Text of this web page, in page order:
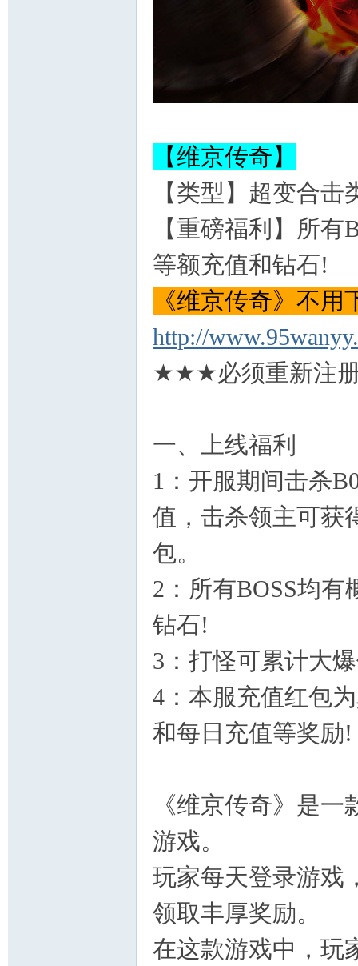
【维京传奇】
【类型】超变合
【重磅福利】所
等额充值和钻石!
《维京传奇》不
http://
★★★必须重新注
一、上线福利
1：开服期间击杀
值，击杀领主可获
包。
2：所有BOSS均
钻石!
3：打怪可累计大
4：本服充值红包
和每日充值等奖励!
《维京传奇》是
游戏。
玩家每天登录游戏
领取丰厚奖励。
在这款游戏中，玩